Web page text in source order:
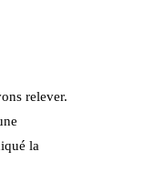
relever.
la